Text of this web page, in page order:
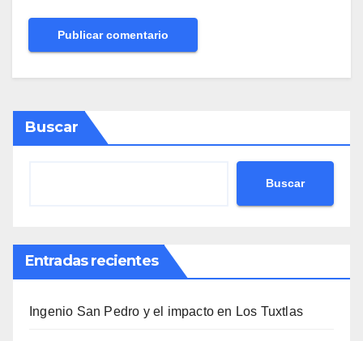
Buscar
Buscar
Entradas recientes
Ingenio San Pedro y el impacto en Los Tuxtlas